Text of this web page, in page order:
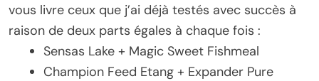
vous livre ceux que j’ai déjà testés avec succès à
raison de deux parts égales à chaque fois :
Sensas Lake + Magic Sweet Fishmeal
Champion Feed Etang + Expander Pure